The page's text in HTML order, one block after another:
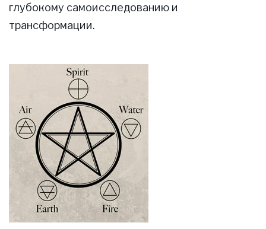
глубокому самоисследованию и
трансформации.